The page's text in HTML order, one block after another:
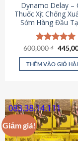
Dynamo Delay –
Thuốc Xịt Chống
Sớm Hàng Đầu
Được xếp
hạng5.00
5 sao
600,000₫ Giá
là:
THÊM VÀO GIỎ
Giảm giá!